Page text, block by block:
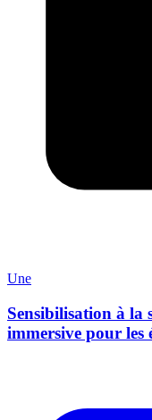
Une
Sensibilisation à la
immersive pour les